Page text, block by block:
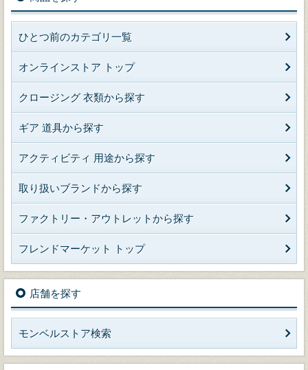
ひとつ前のカテゴリ一覧
オンラインストア トップ
クロージング 衣類から探す
ギア 道具から探す
アクティビティ 用途から探す
取り扱いブランドから探す
ファクトリー・アウトレットから探す
フレンドマーケット トップ
店舗を探す
モンベルストア検索